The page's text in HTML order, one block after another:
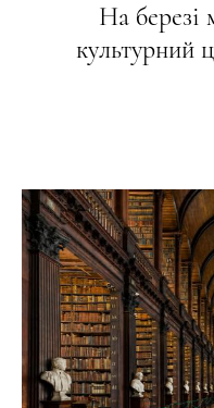
На березі
культурний